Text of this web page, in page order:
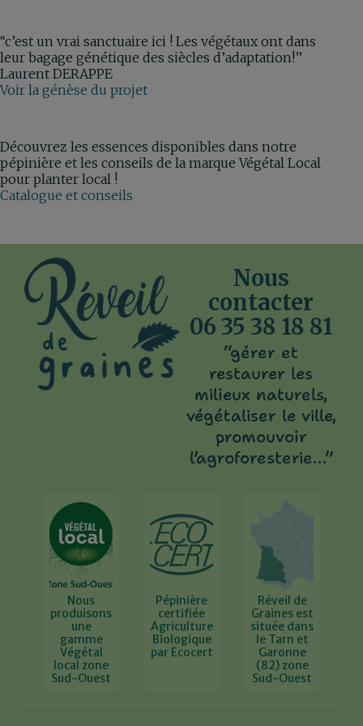
‘‘c’est un vrai sanctuaire ici ! Les végétaux ont dans
leur bagage génétique des siècles d’adaptation!’’
Laurent DERAPPE
Voir la génèse du projet
Découvrez les essences disponibles dans notre
pépinière et les conseils de la marque Végétal Local
pour planter local !
Catalogue et conseils
Nous
contacter
06 35 38 18 81
‘‘gérer et
restaurer les
milieux naturels,
végétaliser le ville,
promouvoir
l’agroforesterie…’’
Nous
produisons
une
gamme
Végétal
local zone
Sud-Ouest
Pépinière
certifiée
Agriculture
Biologique
par Ecocert
Réveil de
Graines est
située dans
le Tarn et
Garonne
(82) zone
Sud-Ouest